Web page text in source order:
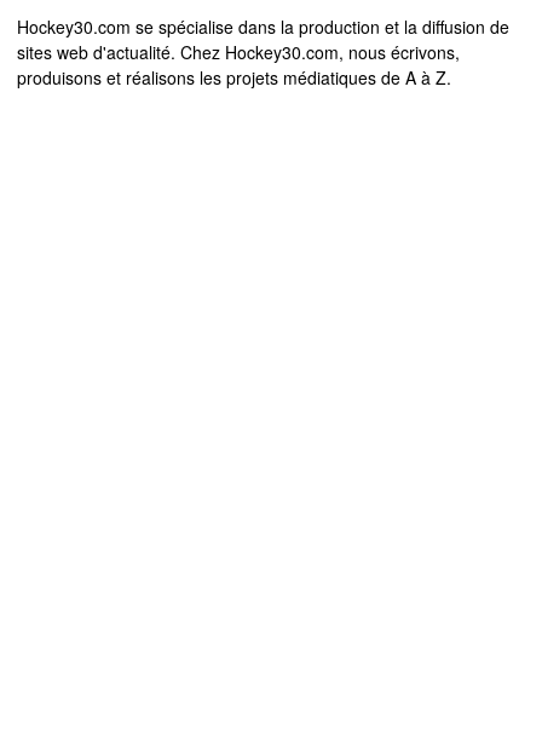
Hockey30.com se spécialise dans la production et la diffusion de
sites web d'actualité. Chez Hockey30.com, nous écrivons,
produisons et réalisons les projets médiatiques de A à Z.